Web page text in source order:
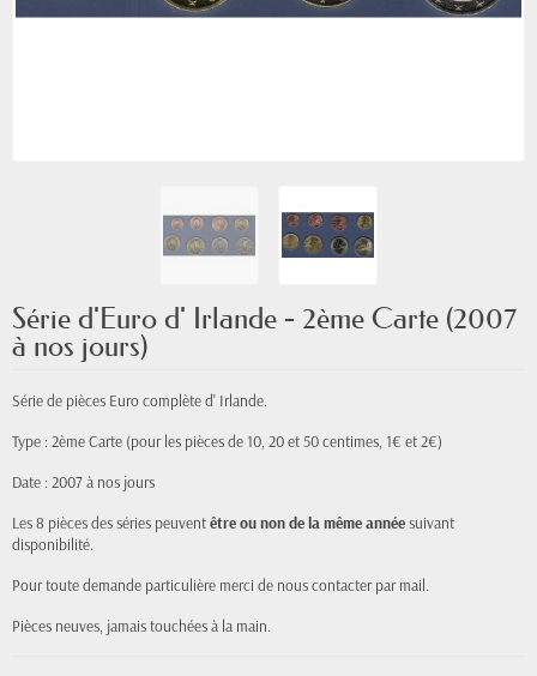
Série d'Euro d' Irlande - 2ème Carte (2007
à nos jours)
Série de pièces Euro complète d' Irlande.
Type : 2ème Carte (pour les pièces de 10, 20 et 50 centimes, 1€ et 2€)
Date : 2007 à nos jours
Les 8 pièces des séries peuventêtre ou non de la même annéesuivant
disponibilité.
Pour toute demande particulière merci de nous contacter par mail.
Pièces neuves, jamaistouchéesà la main.